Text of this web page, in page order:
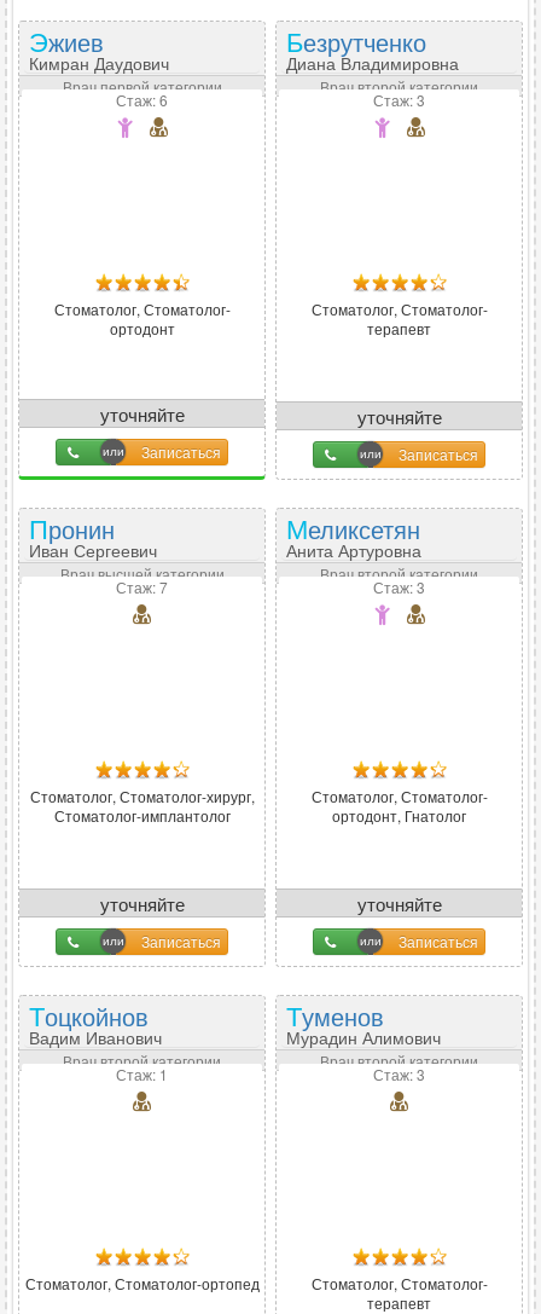
Эжиев
Кимран Даудович
Врач первой категории
Стаж: 6
Стоматолог, Стоматолог-
ортодонт
уточняйте
Записаться
Безрутченко
Диана Владимировна
Врач второй категории
Стаж: 3
Стоматолог, Стоматолог-
терапевт
уточняйте
Записаться
Пронин
Иван Сергеевич
Врач высшей категории
Стаж: 7
Стоматолог, Стоматолог-хирург,
Стоматолог-имплантолог
уточняйте
Записаться
Меликсетян
Анита Артуровна
Врач второй категории
Стаж: 3
Стоматолог, Стоматолог-
ортодонт, Гнатолог
уточняйте
Записаться
Тоцкойнов
Вадим Иванович
Врач второй категории
Стаж: 1
Стоматолог, Стоматолог-ортопед
Туменов
Мурадин Алимович
Врач второй категории
Стаж: 3
Стоматолог, Стоматолог-
терапевт